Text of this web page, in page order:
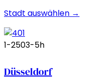
Stadt auswählen →
1-2503-5h
Düsseldorf